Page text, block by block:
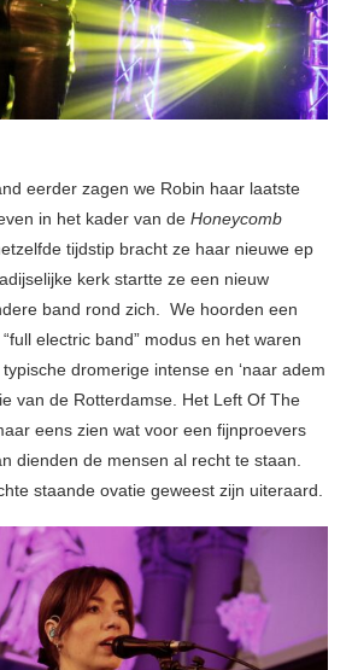
eerder zagen we Robin haar laatste
in het kader van de Honeycomb
tijdstip bracht ze haar nieuwe ep
kerk startte ze een nieuw
band rond zich. We hoorden een
electric band” modus en het waren
dromerige intense en ‘naar adem
van de Rotterdamse. Het Left Of The
eens zien wat voor een fijnproevers
dienden de mensen al recht te staan.
staande ovatie geweest zijn uiteraard.